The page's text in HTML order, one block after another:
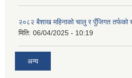
२०८२ बैशाख महिनाको चालु र पुँजिगत तर्फको
मिति: 06/04/2025 - 10:19
अन्य